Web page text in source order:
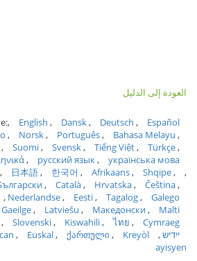
العودة إلى الدليل
English Dansk Deutsch
Español
Norsk Português
Bahasa Melayu
Suomi Svensk Tiếng Việt
Türkçe
русский язык українська мова
日本語 한국어 Afrikaans
Shqipe
Català Hrvatska
Čeština
Nederlandse
Eesti Tagalog Galego
Gaeilge Latviešu Македонски Malti
Slovenski Kiswahili ไทย
Cymraeg
ייִדיש
Euskal ქართული
Kreyòl
ayisyen